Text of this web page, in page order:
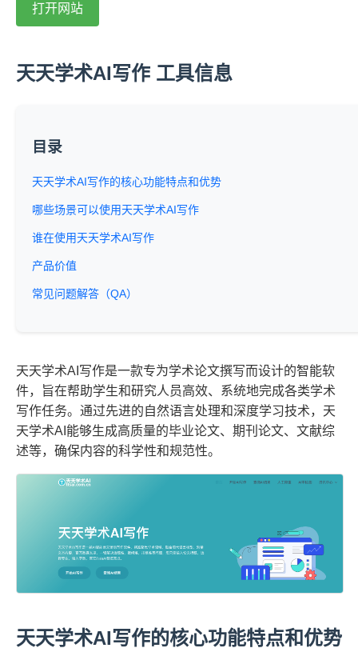
打开网站
天天学术AI写作 工具信息
目录
天天学术AI写作的核心功能特点和优势
哪些场景可以使用天天学术AI写作
谁在使用天天学术AI写作
产品价值
常见问题解答（QA）
天天学术AI写作是一款专为学术论文撰写而设计的智能软
件，旨在帮助学生和研究人员高效、系统地完成各类学术
写作任务。通过先进的自然语言处理和深度学习技术，天
天学术AI能够生成高质量的毕业论文、期刊论文、文献综
述等，确保内容的科学性和规范性。
天天学术AI写作的核心功能特点和优势